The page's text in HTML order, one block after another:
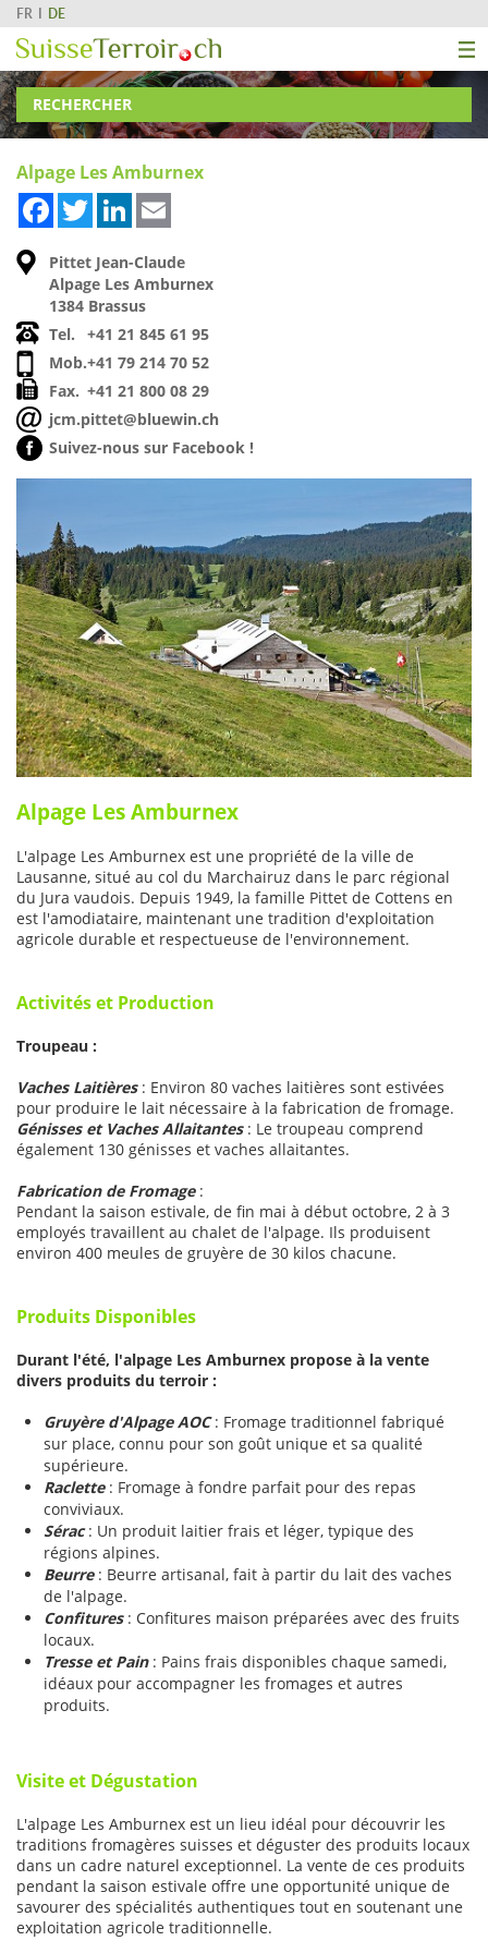
FR DE
RECHERCHER
Alpage Les Amburnex
FacebookTwitterLinkedIn
Pittet Jean-Claude
Alpage Les Amburnex
1384 Brassus
Tel.
+41 21 845 61 95
Mob.+41 79 214 70 52
Fax. +41 21 800 08 29
jcm.pittet@bluewin.ch
Suivez-nous sur Facebook !
Alpage Les Amburnex
L'alpage Les Amburnex est une propriété de la ville de
Lausanne, situé au col du Marchairuz dans le parc régional
du Jura vaudois. Depuis 1949, la famille Pittet de Cottens en
est l'amodiataire, maintenant une tradition d'exploitation
agricole durable et respectueuse de l'environnement.
Activités et Production
Troupeau :
Vaches Laitières: Environ 80 vaches laitières sont estivées
pour produire le lait nécessaire à la fabrication de fromage.
Génisses et Vaches Allaitantes : Le troupeau comprend
également 130 génisses et vaches allaitantes.
Fabrication de Fromage:
Pendant la saison estivale, de fin mai à début octobre, 2 à 3
employés travaillent au chalet de l'alpage. Ils produisent
environ 400 meules de gruyère de 30 kilos chacune.
Produits Disponibles
Durant l'été, l'alpage Les Amburnex propose à la vente
divers produits du terroir :
Gruyère d'Alpage AOC: Fromage traditionnel fabriqué
sur place, connu pour son goût unique et sa qualité
supérieure.
Raclette: Fromage à fondre parfait pour des repas
conviviaux.
Sérac: Un produit laitier frais et léger, typique des
régions alpines.
Beurre : Beurre artisanal, fait à partir du lait des vaches
de l'alpage.
Confitures: Confitures maison préparées avec des fruits
locaux.
Tresse et Pain: Pains frais disponibles chaque samedi,
idéaux pour accompagner les fromages et autres
produits.
Visite et Dégustation
L'alpage Les Amburnex est un lieu idéal pour découvrir les
traditions fromagères suisses et déguster des produits locaux
dans un cadre naturel exceptionnel. La vente de ces produits
pendant la saison estivale offre une opportunité unique de
savourer des spécialités authentiques tout en soutenant une
exploitation agricole traditionnelle.